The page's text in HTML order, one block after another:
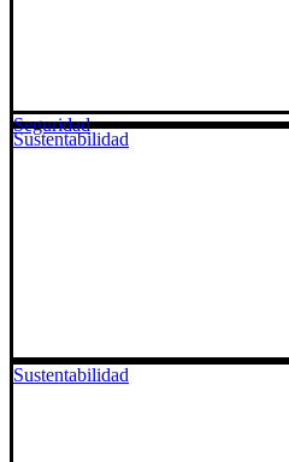
Sustentabilidad
Sustentabilidad
Seguridad